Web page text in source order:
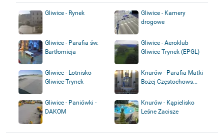
Gliwice - Rynek
Gliwice - Kamery
drogowe
Gliwice - Parafia św.
Bartłomieja
Gliwice - Aeroklub
Gliwice Trynek (EPGL)
Gliwice - Lotnisko
Gliwice-Trynek
Knurów - Parafia Matki
Bożej Częstochows...
Gliwice - Paniówki -
DAKOM
Knurów - Kąpielisko
Leśne Zacisze